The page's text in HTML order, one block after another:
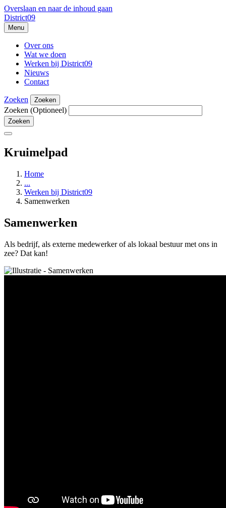
Overslaan en naar de inhoud gaan
District09
Menu
Over ons
Wat we doen
Werken bij District09
Nieuws
Contact
Zoeken Zoeken
Zoeken (Optioneel)
Kruimelpad
Home
...
Werken bij District09
Samenwerken
Samenwerken
Als bedrijf, als externe medewerker of als lokaal bestuur met ons in
zee? Dat kan!